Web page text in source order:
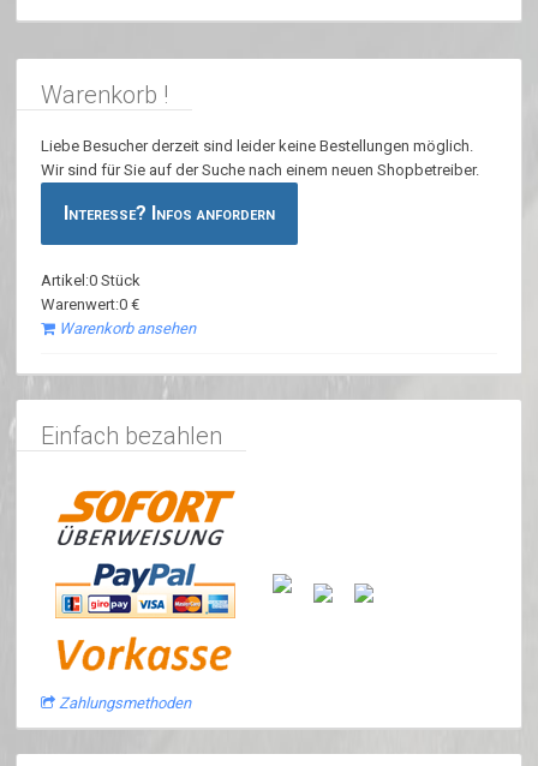
Warenkorb !
Liebe Besucher derzeit sind leider keine Bestellungen möglich.
Wir sind für Sie auf der Suche nach einem neuen Shopbetreiber.
Interesse? Infos anfordern
Artikel:0 Stück
Warenwert:0 €
Warenkorb ansehen
Einfach bezahlen
Zahlungsmethoden